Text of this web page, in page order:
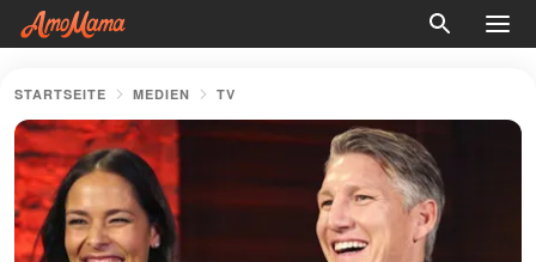
STARTSEITE MEDIEN TV